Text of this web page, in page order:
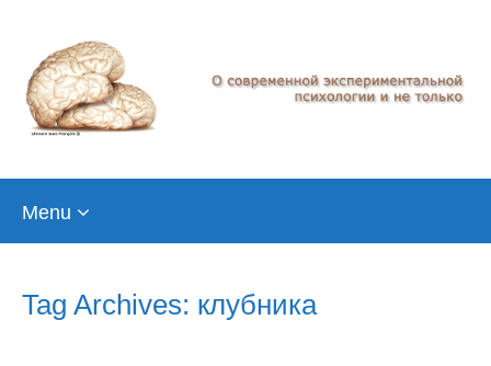
Menu
Tag Archives: клубника